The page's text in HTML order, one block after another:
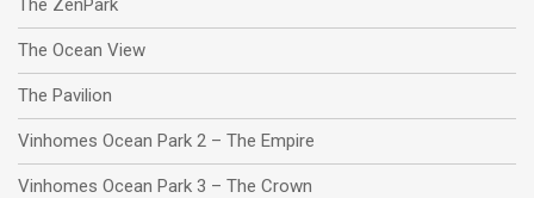
The ZenPark
The Ocean View
The Pavilion
Vinhomes Ocean Park 2 – The Empire
Vinhomes Ocean Park 3 – The Crown